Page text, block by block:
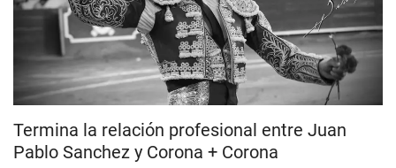
Termina la relación profesional entre Juan
Pablo Sanchez y Corona + Corona